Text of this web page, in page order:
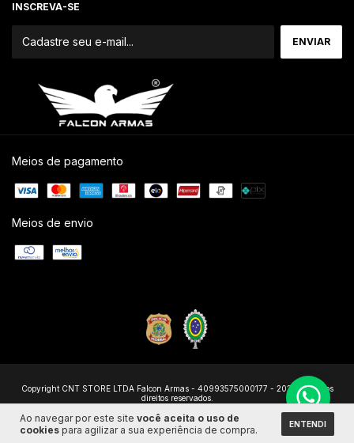
Ao navegar por este site você aceita o uso de
cookies para agilizar a sua experiência de compra. ENTENDI
INSCREVA-SE
Meios de pagamento
Meios de envio
Copyright CNT STORE LTDA Falcon Armas - 40993575000177 - 2026. Todos os
direitos reservados.